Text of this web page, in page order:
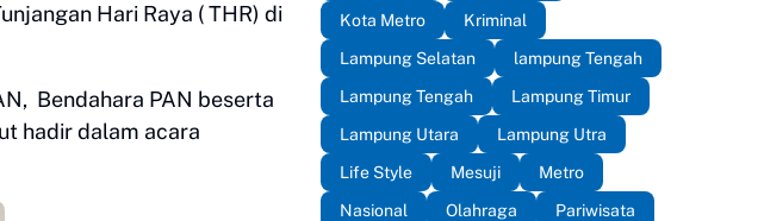
Hari Raya ( THR) di
Bendahara PAN beserta
hadir dalam acara
Kota Metro
Kriminal
Lampung Selatan
lampung Tengah
Lampung Tengah
Lampung Timur
Lampung Utara
Lampung Utra
Life Style
Mesuji
Metro
Nasional
Olahraga
Pariwisata